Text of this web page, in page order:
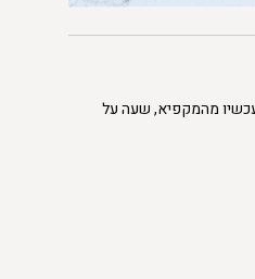
מהמקפיא, שעה על